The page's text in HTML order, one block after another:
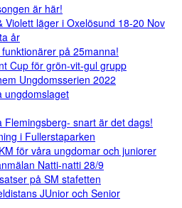
är här!
Violett läger i Oxelösund 18-20 Nov
år
på 25manna!
Cup för grön-vit-gul grupp
Ungdomsserien 2022
ungdomslaget
Flemingsberg- snart är det dags!
i Fullerstaparken
för våra ungdomar och juniorer
Natti-natti 28/9
på SM stafetten
JUnior och Senior